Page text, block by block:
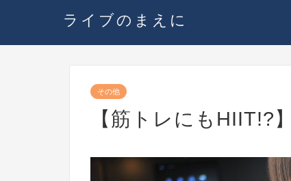
ライブのまえに
その他
【筋トレにもHIIT!?